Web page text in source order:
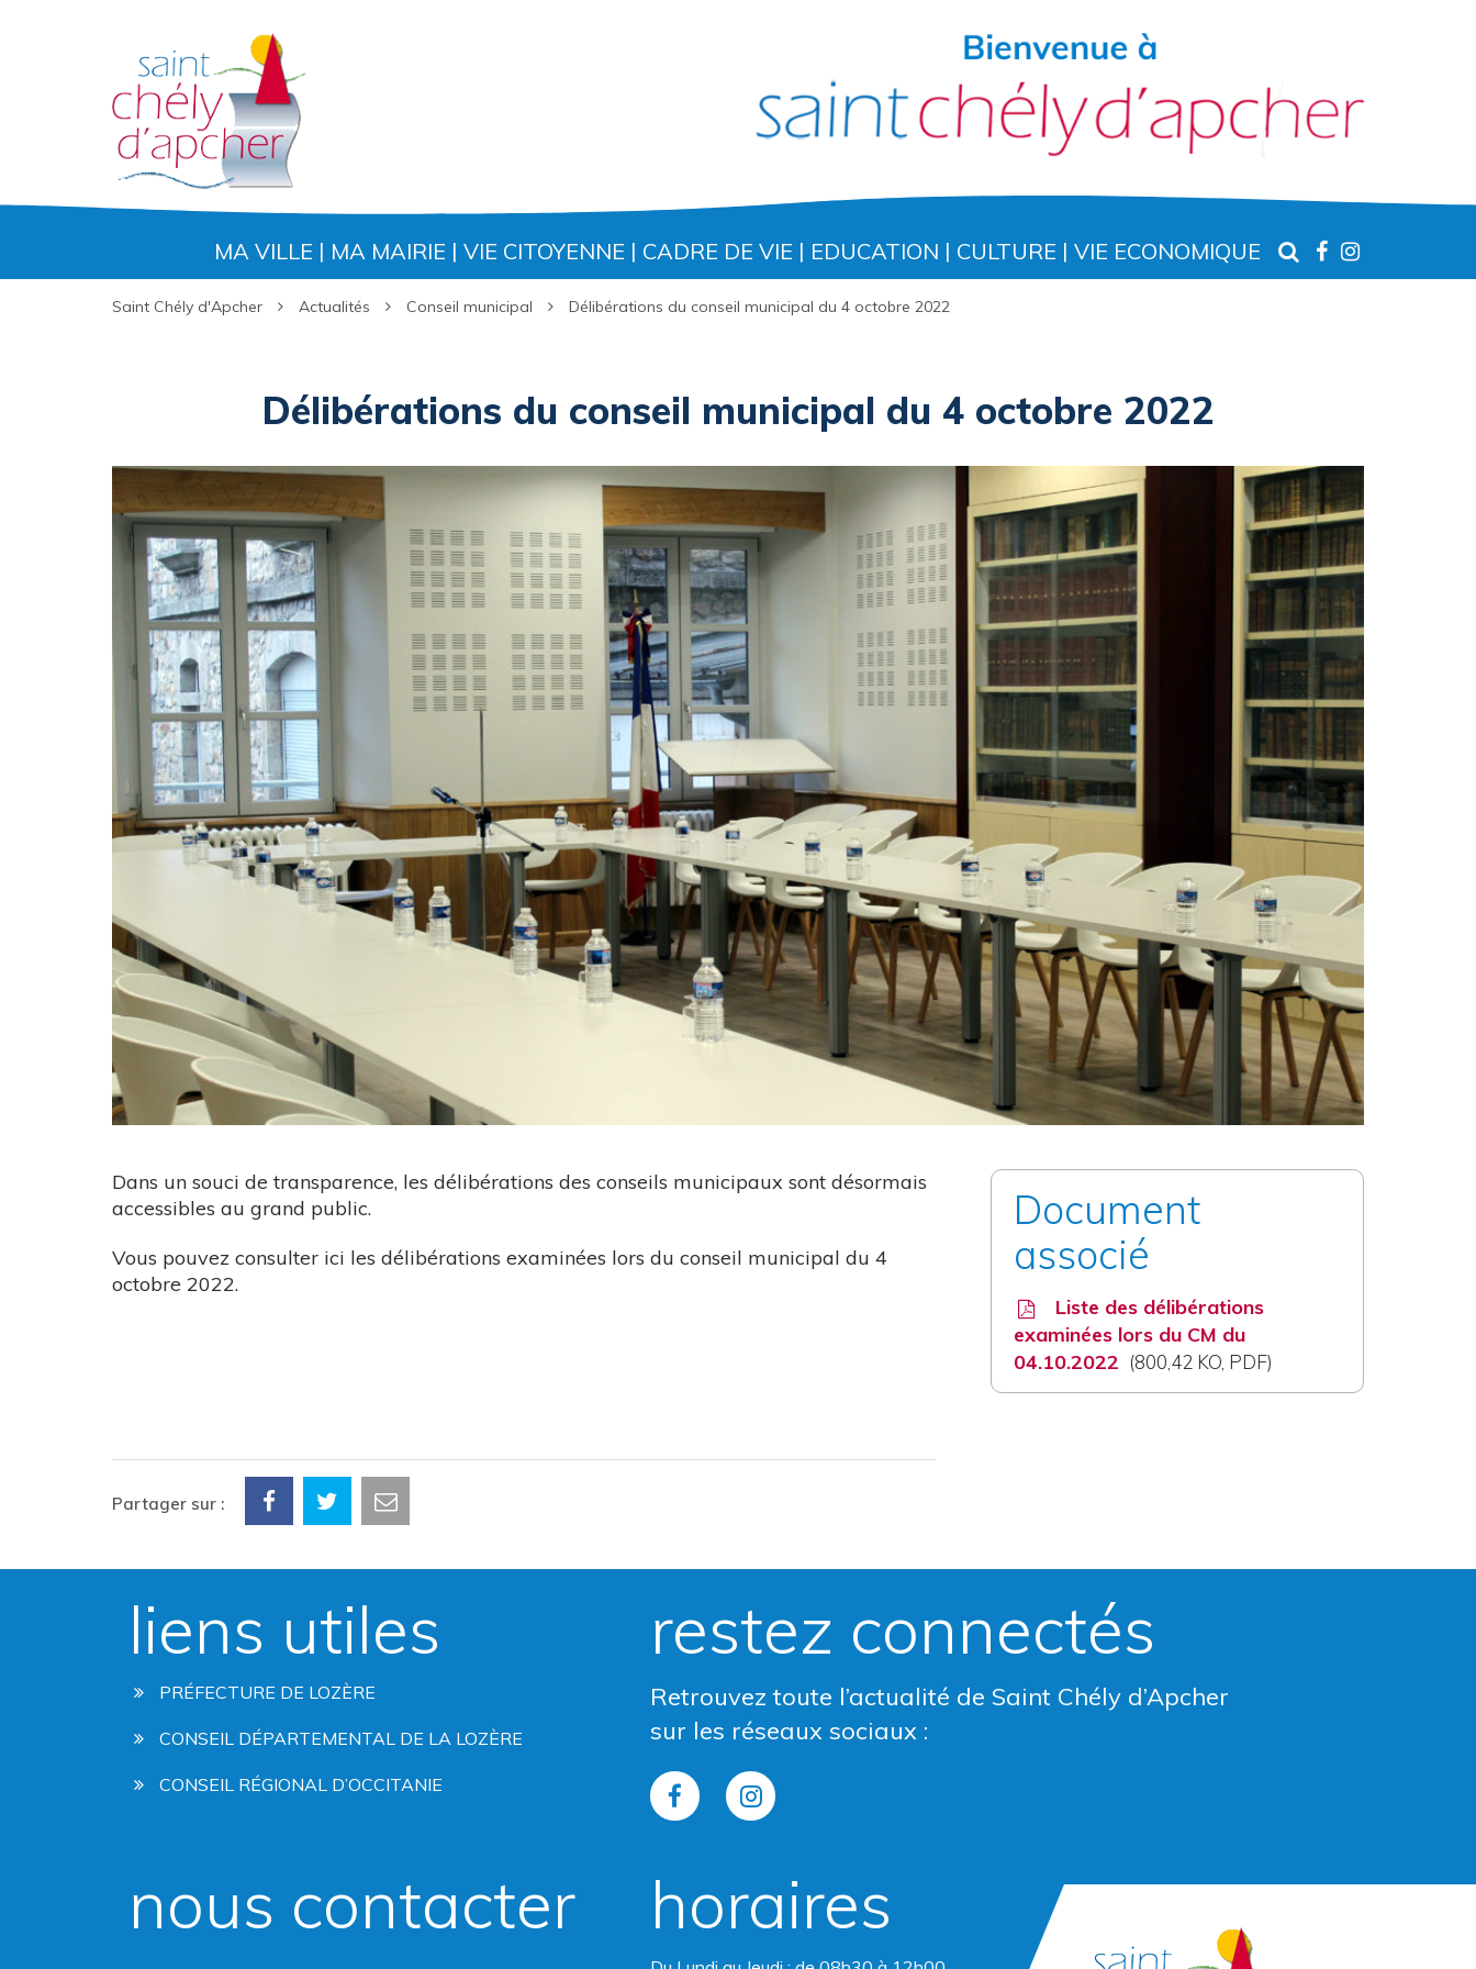
MA VILLE MA MAIRIE VIE CITOYENNE CADRE DE VIE EDUCATION CULTURE VIE ECONOMIQUE RECHERCHE
LIEN
VERSVERS
Saint Chély d'Apcher Actualités Conseil municipal Délibérations du conseil municipal du 4 octobre 2022
Délibérations du conseil municipal du 4 octobre 2022
Dans un souci de transparence, les délibérations des conseils municipaux sont désormais
accessibles au grand public.
Vous pouvez consulter ici les délibérations examinées lors du conseil municipal du 4
octobre 2022.
Document
associé
Liste des délibérations
examinées lors du CM du
04.10.2022
800,42 KO , PDF
Partager sur :
liens utiles
PRÉFECTURE DE LOZÈRE
CONSEIL DÉPARTEMENTAL DE LA LOZÈRE
CONSEIL RÉGIONAL D’OCCITANIE
restez connectés
Retrouvez toute l’actualité de Saint Chély d’Apcher
sur les réseaux sociaux :
Lien
le
Lien
le
nous contacter horaires